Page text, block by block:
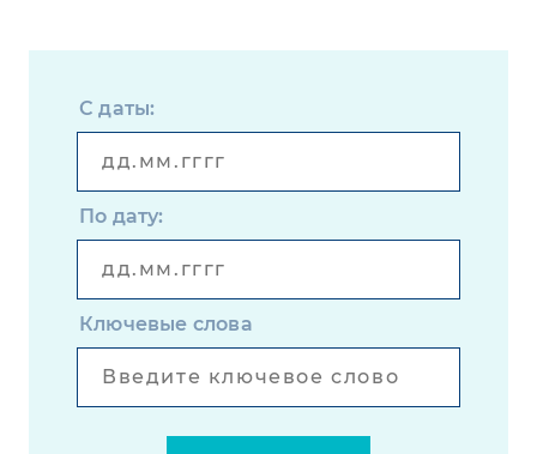
С даты:
По дату:
Ключевые слова